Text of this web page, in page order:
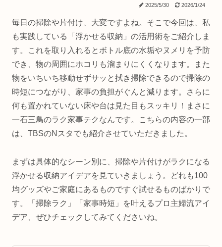
2025/5/30 2026/1/24
毎日の掃除や片付け、大変ですよね。そこで今回は、私
も実践している「浮かせる収納」の活用術をご紹介しま
す。これを取り入れるとボトル底の水垢やヌメリを予防
でき、物の周囲にホコリも溜まりにくくなります。また
物をいちいち移動せずサッと拭き掃除できるので掃除の
時短につながり、家事の負担がぐんと減ります。さらに
何も置かれていない床や台は見た目もスッキリ！まさに
一石三鳥のラク家事テクなんです。こちらの内容の一部
は、TBSのNスタでも紹介させていただきました。
まずは具体的なシーン別に、掃除や片付けがラクになる
浮かせる収納アイデアを見ていきましょう。どれも100
均グッズやご家庭にあるものですぐ試せるものばかりで
す。「掃除ラク」「家事時短」を叶えるプロ主婦流アイ
デア、ぜひチェックしてみてくださいね。